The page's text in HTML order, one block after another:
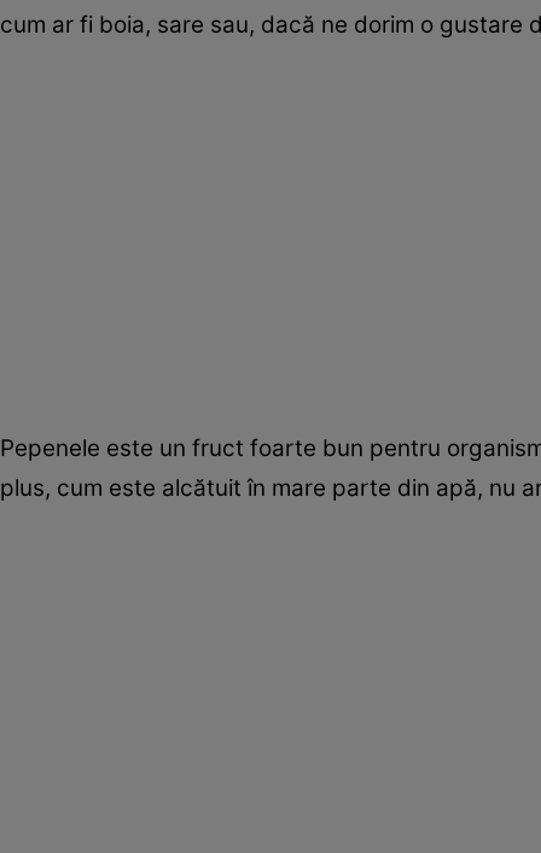
cum ar fi boia, sare sau, dacă ne dorim o gustare
Pepenele este un fruct foarte bun pentru
plus, cum este alcătuit în mare parte din apă, nu